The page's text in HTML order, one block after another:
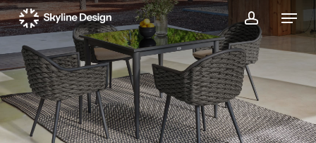
Skip
to
main
content
account
Menu